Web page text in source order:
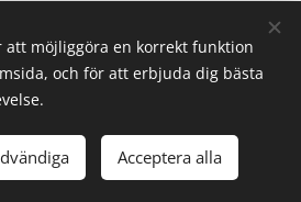
info@kolonisten.se
Cookies
att möjliggöra en korrekt funktion
och för att erbjuda dig bästa
Acceptera alla